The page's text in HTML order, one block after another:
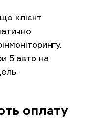
клієнт
5 авто на
оплату